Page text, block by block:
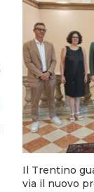
Il Trentino
via il nuovo